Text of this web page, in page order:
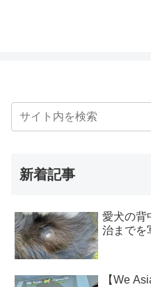
新着記事
愛犬の背
治までを
【We